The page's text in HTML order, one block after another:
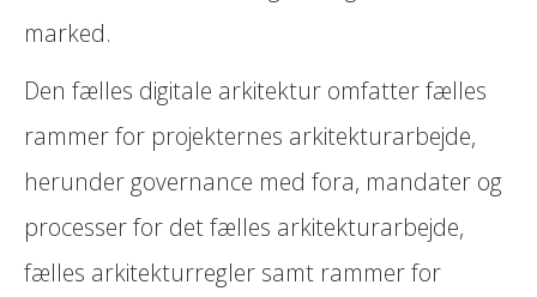
marked.
Den fælles digitale arkitektur omfatter fælles
rammer for projekternes arkitekturarbejde,
herunder governance med fora, mandater og
processer for det fælles arkitekturarbejde,
fælles arkitekturregler samt rammer for